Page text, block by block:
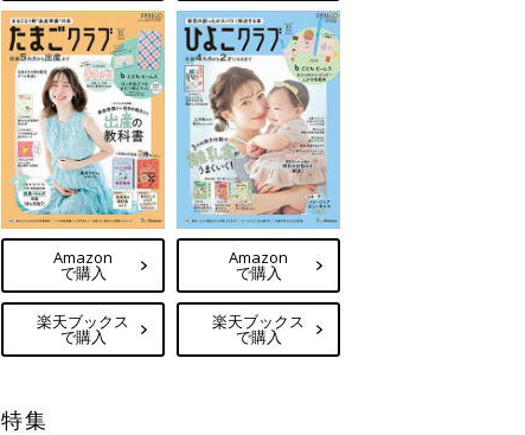
Amazon
で購入
楽天ブックス
で購入
Amazon
で購入
楽天ブックス
で購入
特集